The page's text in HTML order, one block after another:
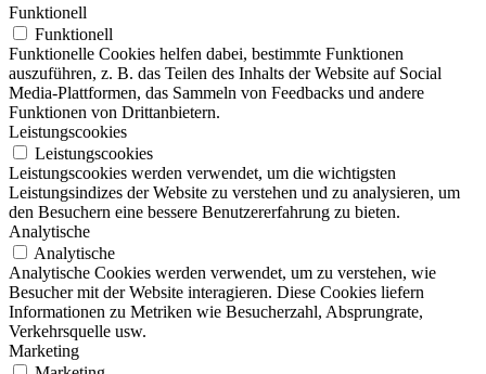
Funktionell
Funktionell
Funktionelle Cookies helfen dabei, bestimmte Funktionen
auszuführen, z. B. das Teilen des Inhalts der Website auf Social
Media-Plattformen, das Sammeln von Feedbacks und andere
Funktionen von Drittanbietern.
Leistungscookies
Leistungscookies
Leistungscookies werden verwendet, um die wichtigsten
Leistungsindizes der Website zu verstehen und zu analysieren, um
den Besuchern eine bessere Benutzererfahrung zu bieten.
Analytische
Analytische
Analytische Cookies werden verwendet, um zu verstehen, wie
Besucher mit der Website interagieren. Diese Cookies liefern
Informationen zu Metriken wie Besucherzahl, Absprungrate,
Verkehrsquelle usw.
Marketing